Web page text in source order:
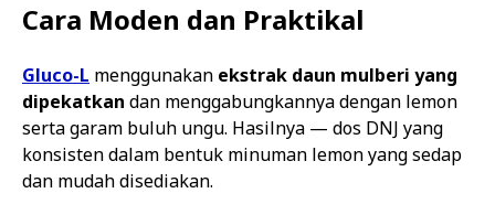
Cara Moden dan Praktikal
Gluco-L menggunakan ekstrak daun mulberi yang
dipekatkan dan menggabungkannya dengan lemon
serta garam buluh ungu. Hasilnya — dos DNJ yang
konsisten dalam bentuk minuman lemon yang sedap
dan mudah disediakan.